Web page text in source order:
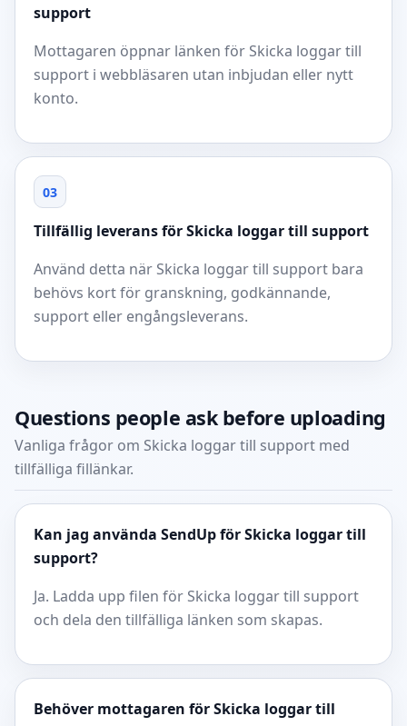
support
Mottagaren öppnar länken för Skicka loggar till
support i webbläsaren utan inbjudan eller nytt
konto.
03
Tillfällig leverans för Skicka loggar till support
Använd detta när Skicka loggar till support bara
behövs kort för granskning, godkännande,
support eller engångsleverans.
Questions people ask before uploading
Vanliga frågor om Skicka loggar till support med
tillfälliga fillänkar.
Kan jag använda SendUp för Skicka loggar till
support?
Ja. Ladda upp filen för Skicka loggar till support
och dela den tillfälliga länken som skapas.
Behöver mottagaren för Skicka loggar till